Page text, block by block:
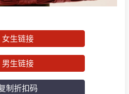
女生链接
男生链接
制折扣码